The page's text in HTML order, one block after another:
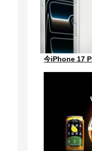
今iPhone 17